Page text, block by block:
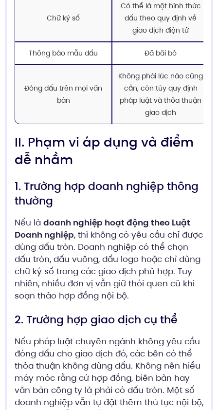
Chữ ký số
Có thể là một hình thức
dấu theo quy định về
giao dịch điện tử
Thông báo mẫu dấu Đã bãi bỏ
Đóng dấu trên mọi văn
bản
Không phải lúc nào cũng
cần, còn tùy quy định
pháp luật và thỏa thuận
giao dịch
II. Phạm vi áp dụng và điểm
dễ nhầm
1. Trường hợp doanh nghiệp thông
thường
Nếu là doanh nghiệp hoạt động theo Luật
Doanh nghiệp, thì không có yêu cầu chỉ được
dùng dấu tròn. Doanh nghiệp có thể chọn
dấu tròn, dấu vuông, dấu logo hoặc chỉ dùng
chữ ký số trong các giao dịch phù hợp. Tuy
nhiên, nhiều đơn vị vẫn giữ thói quen cũ khi
soạn thảo hợp đồng nội bộ.
2. Trường hợp giao dịch cụ thể
Nếu pháp luật chuyên ngành không yêu cầu
đóng dấu cho giao dịch đó, các bên có thể
thỏa thuận không dùng dấu. Không nên hiểu
máy móc rằng cứ hợp đồng, biên bản hay
văn bản công ty là phải có dấu tròn. Một số
doanh nghiệp vẫn tự đặt thêm thủ tục nội bộ,